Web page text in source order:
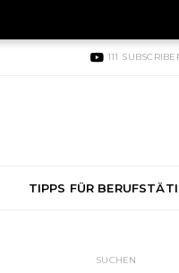
111
TIPPS FÜR
SUCHEN